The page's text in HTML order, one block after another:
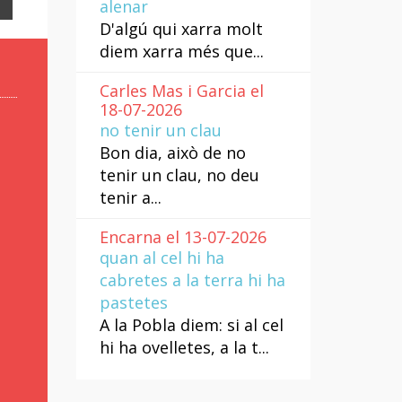
alenar
D'algú qui xarra molt
diem xarra més que...
Carles Mas i Garcia el
18-07-2026
no tenir un clau
Bon dia, això de no
tenir un clau, no deu
tenir a...
Encarna el 13-07-2026
quan al cel hi ha
cabretes a la terra hi ha
pastetes
A la Pobla diem: si al cel
hi ha ovelletes, a la t...